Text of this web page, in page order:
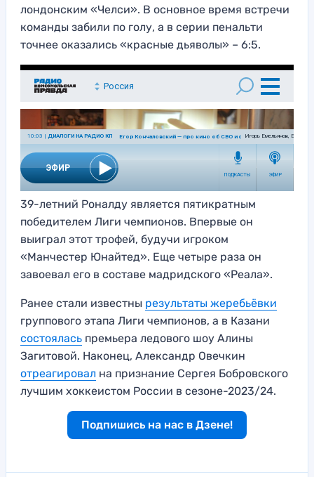
лондонским «Челси». В основное время встречи
команды забили по голу, а в серии пенальти
точнее оказались «красные дьяволы» – 6:5.
39-летний Роналду является пятикратным
победителем Лиги чемпионов. Впервые он
выиграл этот трофей, будучи игроком
«Манчестер Юнайтед». Еще четыре раза он
завоевал его в составе мадридского «Реала».
Ранее стали известны результаты жеребьёвки
группового этапа Лиги чемпионов, а в Казани
состоялась премьера ледового шоу Алины
Загитовой. Наконец, Александр Овечкин
отреагировал на признание Сергея Бобровского
лучшим хоккеистом России в сезоне-2023/24.
Подпишись на нас в Дзене!